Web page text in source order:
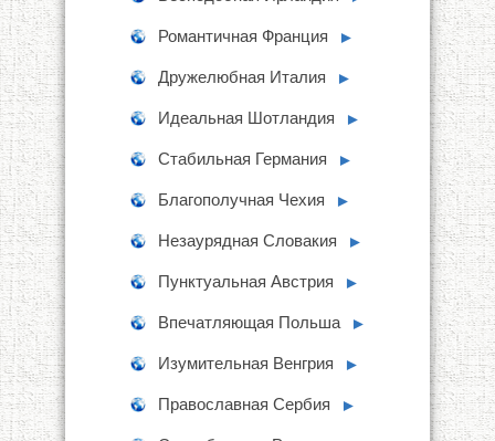
Романтичная Франция ►
Дружелюбная Италия ►
Идеальная Шотландия ►
Стабильная Германия ►
Благополучная Чехия ►
Незаурядная Словакия ►
Пунктуальная Австрия ►
Впечатляющая Польша ►
Изумительная Венгрия ►
Православная Сербия ►